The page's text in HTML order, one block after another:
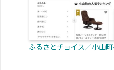
ふるさとチョイス／小山